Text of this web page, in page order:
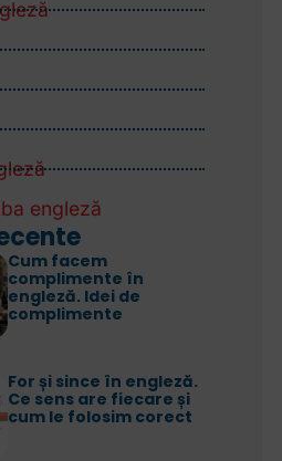
engleză
Cum facem
complimente în
engleză. Idei de
complimente
For și since în engleză.
Ce sens are fiecare și
cum le folosim corect